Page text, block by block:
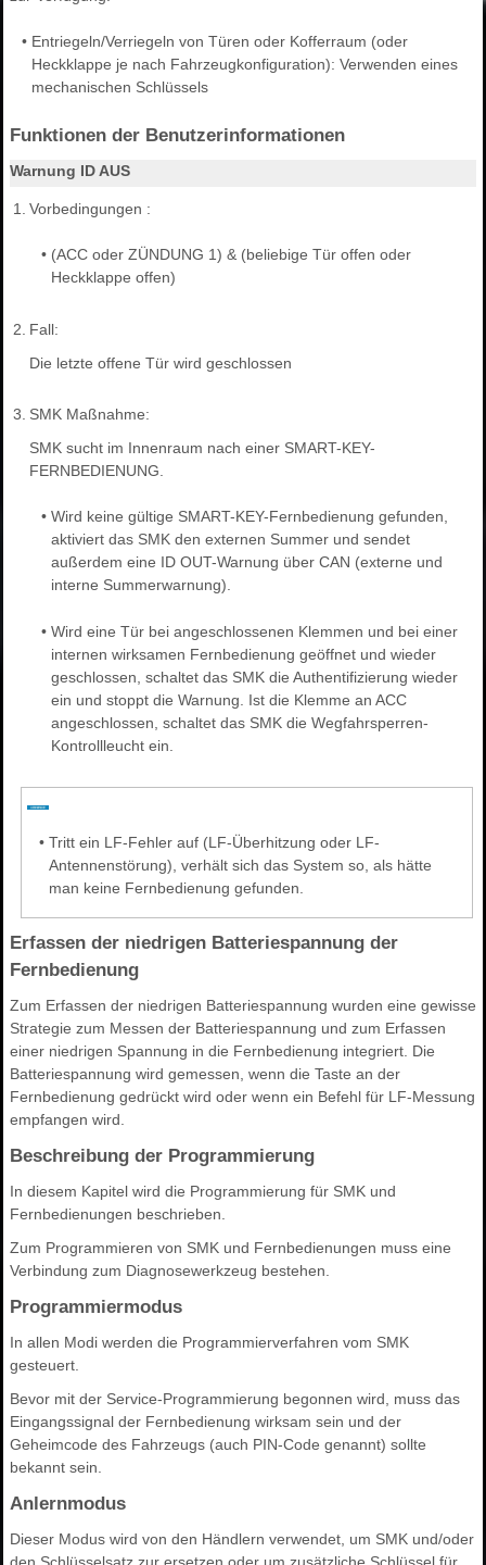
• Entriegeln/Verriegeln von Türen oder Kofferraum (oder
Heckklappe je nach Fahrzeugkonfiguration): Verwenden eines
mechanischen Schlüssels
Funktionen der Benutzerinformationen
Warnung ID AUS
1. Vorbedingungen :
• (ACC oder ZÜNDUNG 1) & (beliebige Tür offen oder
Heckklappe offen)
2. Fall:
Die letzte offene Tür wird geschlossen
3. SMK Maßnahme:
SMK sucht im Innenraum nach einer SMART-KEY-
FERNBEDIENUNG.
• Wird keine gültige SMART-KEY-Fernbedienung gefunden,
aktiviert das SMK den externen Summer und sendet
außerdem eine ID OUT-Warnung über CAN (externe und
interne Summerwarnung).
• Wird eine Tür bei angeschlossenen Klemmen und bei einer
internen wirksamen Fernbedienung geöffnet und wieder
geschlossen, schaltet das SMK die Authentifizierung wieder
ein und stoppt die Warnung. Ist die Klemme an ACC
angeschlossen, schaltet das SMK die Wegfahrsperren-
Kontrollleucht ein.
• Tritt ein LF-Fehler auf (LF-Überhitzung oder LF-
Antennenstörung), verhält sich das System so, als hätte
man keine Fernbedienung gefunden.
Erfassen der niedrigen Batteriespannung der
Fernbedienung
Zum Erfassen der niedrigen Batteriespannung wurden eine gewisse
Strategie zum Messen der Batteriespannung und zum Erfassen
einer niedrigen Spannung in die Fernbedienung integriert. Die
Batteriespannung wird gemessen, wenn die Taste an der
Fernbedienung gedrückt wird oder wenn ein Befehl für LF-Messung
empfangen wird.
Beschreibung der Programmierung
In diesem Kapitel wird die Programmierung für SMK und
Fernbedienungen beschrieben.
Zum Programmieren von SMK und Fernbedienungen muss eine
Verbindung zum Diagnosewerkzeug bestehen.
Programmiermodus
In allen Modi werden die Programmierverfahren vom SMK
gesteuert.
Bevor mit der Service-Programmierung begonnen wird, muss das
Eingangssignal der Fernbedienung wirksam sein und der
Geheimcode des Fahrzeugs (auch PIN-Code genannt) sollte
bekannt sein.
Anlernmodus
Dieser Modus wird von den Händlern verwendet, um SMK und/oder